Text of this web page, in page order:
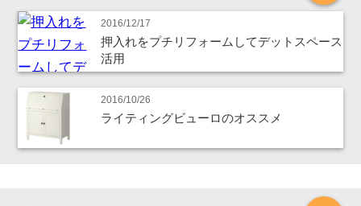
2016/12/17
押入れをプチリフォームしてデットスペース
活用
2016/10/26
ライティングビューロのオススメ